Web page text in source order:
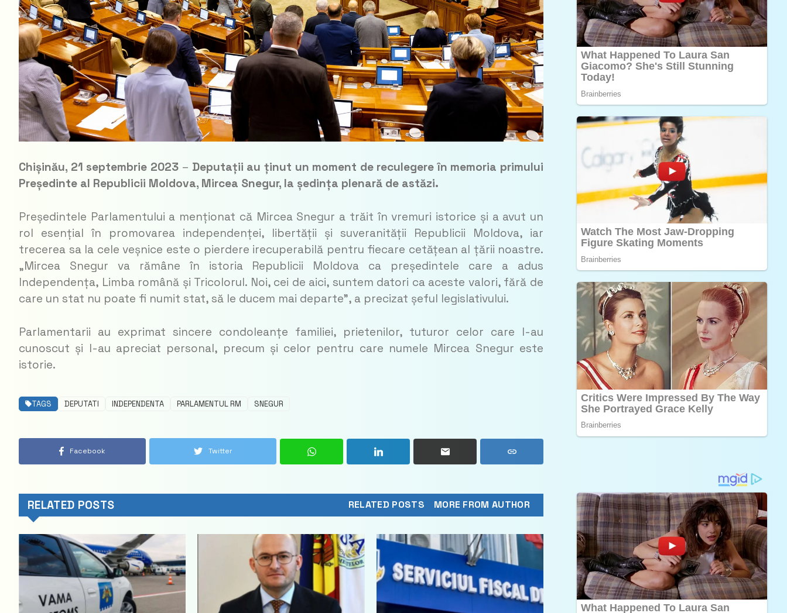
Chișinău, 21 septembrie 2023 – Deputații au ținut un moment de reculegere în memoria primului
Președinte al Republicii Moldova, Mircea Snegur, la ședința plenară de astăzi.
Președintele Parlamentului a menționat că Mircea Snegur a trăit în vremuri istorice și a avut un
rol esențial în promovarea independenței, libertății și suveranității Republicii Moldova, iar
trecerea sa la cele veșnice este o pierdere irecuperabilă pentru fiecare cetățean al țării noastre.
„Mircea Snegur va rămâne în istoria Republicii Moldova ca președintele care a adus
Independența, Limba română și Tricolorul. Noi, cei de aici, suntem datori ca aceste valori, fără de
care un stat nu poate fi numit stat, să le ducem mai departe”, a precizat șeful legislativului.
Parlamentarii au exprimat sincere condoleanțe familiei, prietenilor, tuturor celor care l-au
cunoscut și l-au apreciat personal, precum și celor pentru care numele Mircea Snegur este
istorie.
TAGS DEPUTATI INDEPENDENTA PARLAMENTUL RM SNEGUR
Facebook Twitter
RELATED POSTS RELATED POSTS MORE FROM AUTHOR